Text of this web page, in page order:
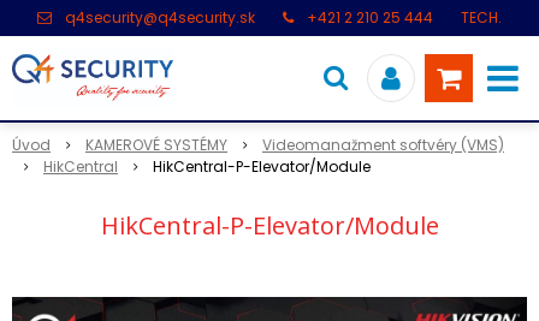
q4security@q4security.sk +421 2 210 25 444
TECH.
Úvod KAMEROVÉ SYSTÉMY
Videomanažment softvéry (VMS)
HikCentral
HikCentral-P-Elevator/Module
HikCentral-P-Elevator/Module